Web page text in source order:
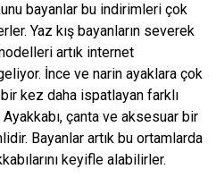
bayanlar bu indirimleri çok
Yaz kış bayanların severek
artık internet
İnce ve narin ayaklara çok
kez daha ispatlayan farklı
Ayakkabı, çanta ve aksesuar bir
Bayanlar artık bu ortamlarda
keyifle alabilirler.